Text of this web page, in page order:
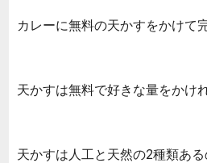
カレーに無料の天かすをかけて完
天かすは無料で好きな量をかけれ
天かすは人工と天然の2種類あ